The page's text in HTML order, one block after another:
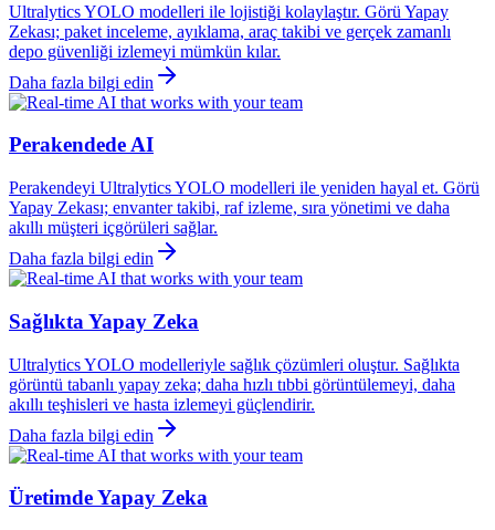
Ultralytics YOLO modelleri ile lojistiği kolaylaştır. Görü Yapay
Zekası; paket inceleme, ayıklama, araç takibi ve gerçek zamanlı
depo güvenliği izlemeyi mümkün kılar.
Daha fazla bilgi edin
Perakendede AI
Perakendeyi Ultralytics YOLO modelleri ile yeniden hayal et. Görü
Yapay Zekası; envanter takibi, raf izleme, sıra yönetimi ve daha
akıllı müşteri içgörüleri sağlar.
Daha fazla bilgi edin
Sağlıkta Yapay Zeka
Ultralytics YOLO modelleriyle sağlık çözümleri oluştur. Sağlıkta
görüntü tabanlı yapay zeka; daha hızlı tıbbi görüntülemeyi, daha
akıllı teşhisleri ve hasta izlemeyi güçlendirir.
Daha fazla bilgi edin
Üretimde Yapay Zeka